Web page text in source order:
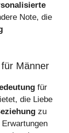
Note, die
Männer
für
die Liebe
zu